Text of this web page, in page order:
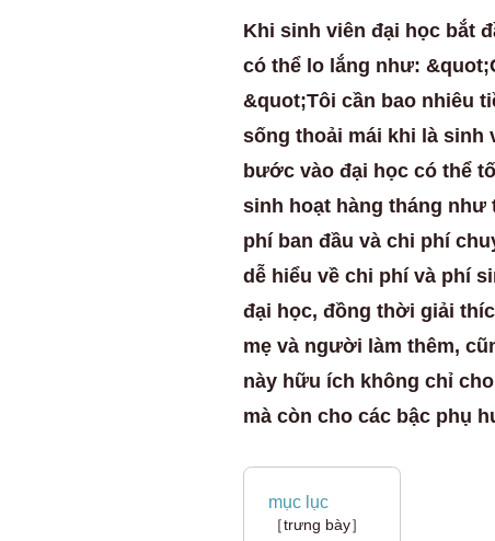
Khi sinh viên đại học bắt
có thể lo lắng như:
&quot;Tôi cần bao nhiêu
sống thoải mái khi là sinh
bước vào đại học có thể
sinh hoạt hàng tháng như
phí ban đầu và chi phí
dễ hiểu về chi phí và phí
đại học, đồng thời giải
mẹ và người làm thêm,
này hữu ích không chỉ
mà còn cho các bậc phụ
mục lục
［trưng bày］